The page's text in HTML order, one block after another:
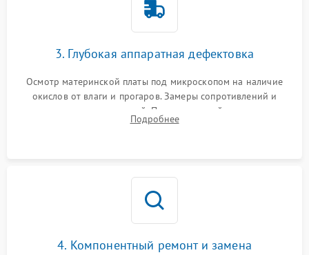
3. Глубокая аппаратная дефектовка
Осмотр материнской платы под микроскопом на наличие
окислов от влаги и прогаров. Замеры сопротивлений и
дежурных напряжений. Проверка цепей питания,
мультиконтроллера, процессора и видеочипа.
Подробнее
4. Компонентный ремонт и замена